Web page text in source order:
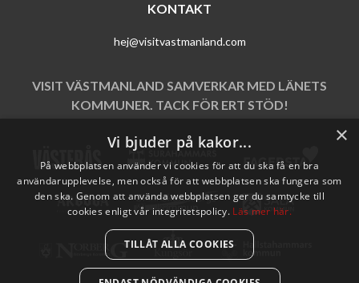
KONTAKT
hej@visitvastmanland.com
VISIT VÄSTMANLAND SAMVERKAR MED LÄNETS
KOMMUNER. TACK FÖR ERT STÖD!
×
Vi bjuder på kakor...
På webbplatsen använder vi cookies för att du ska få en bra
användarupplevelse, men också för att webbplatsen ska fungera som
den ska. Genom att använda webbplatsen ger du samtycke till
cookies enligt vår integritetspolicy. Läs mer här.
TILLÅT ALLA COOKIES